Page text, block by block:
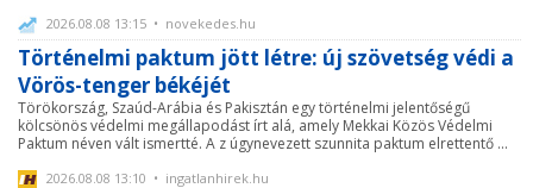
2026.08.08 13:15 • novekedes.hu
Történelmi paktum jött létre: új szövetség védi a
Vörös-tenger békéjét
Törökország, Szaúd-Arábia és Pakisztán egy történelmi jelentőségű
kölcsönös védelmi megállapodást írt alá, amely Mekkai Közös Védelmi
Paktum néven vált ismertté. A z úgynevezett szunnita paktum elrettentő ...
2026.08.08 13:10 • ingatlanhirek.hu